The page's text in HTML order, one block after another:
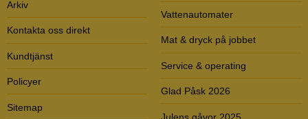
Arkiv
Kontakta oss direkt
Kundtjänst
Policyer
Sitemap
Vattenautomater
Mat & dryck på jobbet
Service & operating
Glad Påsk 2026
Julens gåvor 2025